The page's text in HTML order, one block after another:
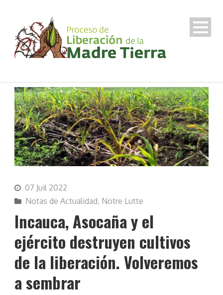
07 Juil 2022
Notas de Actualidad, Notre Lutte
Incauca, Asocaña y el
ejército destruyen cultivos
de la liberación. Volveremos
a sembrar